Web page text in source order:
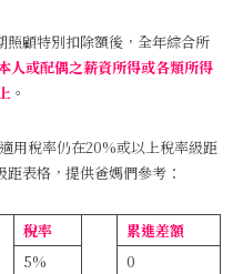
照顧特別扣除額後，全年綜合所
人或配偶之薪資所得或各類所得
。
用稅率仍在20%或以上稅率級距
表格，提供爸媽們參考：
稅率
累進差額
5%
0